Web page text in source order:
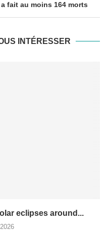
fait au moins 164 morts
INTÉRESSER
eclipses around...